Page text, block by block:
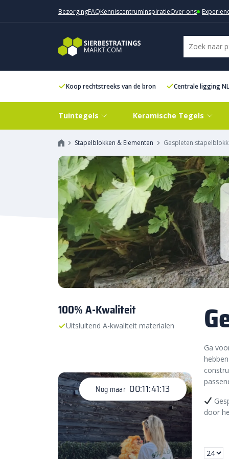
BezorgingFAQKenniscentrumInspiratieOver ons
Koop rechtstreeks van de bron Centrale ligging NL
Tuintegels Keramische Tegels
Stapelblokken & Elementen Gespleten
100% A-Kwaliteit
Uitsluitend A-kwaliteit materialen
Nog maar 00:11:41:11
Ga
door